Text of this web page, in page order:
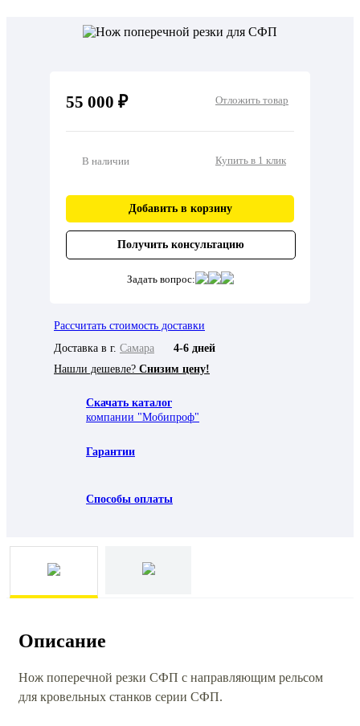
55 000 ₽ Отложить товар
В наличии Купить в 1 клик
Добавить в корзину
Получить консультацию
Задать вопрос:
Рассчитать стоимость доставки
Доставка в г. Самара
4-6 дней
Нашли дешевле? Снизим цену!
Скачать каталог
компании "Мобипроф"
Гарантии
Способы оплаты
Описание
Нож поперечной резки СФП с направляющим рельсом
для кровельных станков серии СФП.